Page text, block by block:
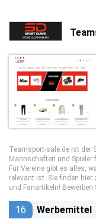
Teamsport-sale.de ist der
Mannschaften und
Für Vereine gibt es alles,
relevant ist. Sie finden
und Fanartikeln! Bewerben
16 Werbemittel